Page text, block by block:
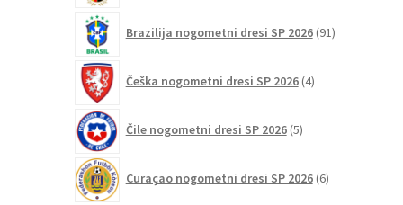
Brazilija nogometni dresi SP 2026 91izdelkov
Češka nogometni dresi SP 2026 4izdelki
Čile nogometni dresi SP 2026 5izdelkov
Curaçao nogometni dresi SP 2026 6izdelkov